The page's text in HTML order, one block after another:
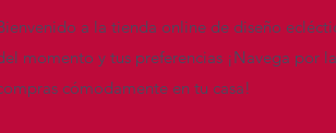
a la tienda online de diseño
momento y tus preferencias ¡Navega por
cómodamente en tu casa!